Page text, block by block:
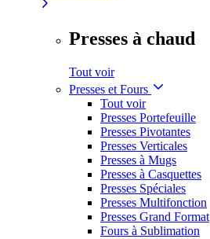
Presses à chaud
Tout voir
Presses et Fours
Tout voir
Presses Portefeuille
Presses Pivotantes
Presses Verticales
Presses à Mugs
Presses à Casquettes
Presses Spéciales
Presses Multifonction
Presses Grand Format
Fours à Sublimation